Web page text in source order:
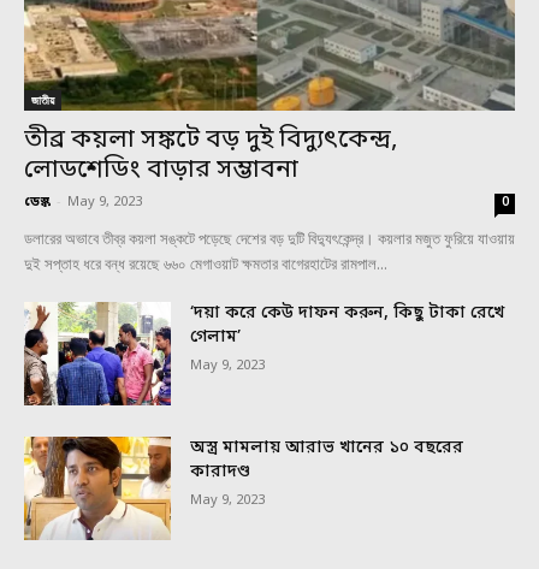
জাতীয়
তীব্র কয়লা সঙ্কটে বড় দুই বিদ্যুৎকেন্দ্র,
লোডশেডিং বাড়ার সম্ভাবনা
ডেস্ক - May 9, 2023 0
ডলারের অভাবে তীব্র কয়লা সঙ্কটে পড়েছে দেশের বড় দুটি বিদ্যুৎকেন্দ্র। কয়লার মজুত ফুরিয়ে যাওয়ায়
দুই সপ্তাহ ধরে বন্ধ রয়েছে ৬৬০ মেগাওয়াট ক্ষমতার বাগেরহাটের রামপাল...
‘দয়া করে কেউ দাফন করুন, কিছু টাকা রেখে
গেলাম’
May 9, 2023
অস্ত্র মামলায় আরাভ খানের ১০ বছরের
কারাদণ্ড
May 9, 2023